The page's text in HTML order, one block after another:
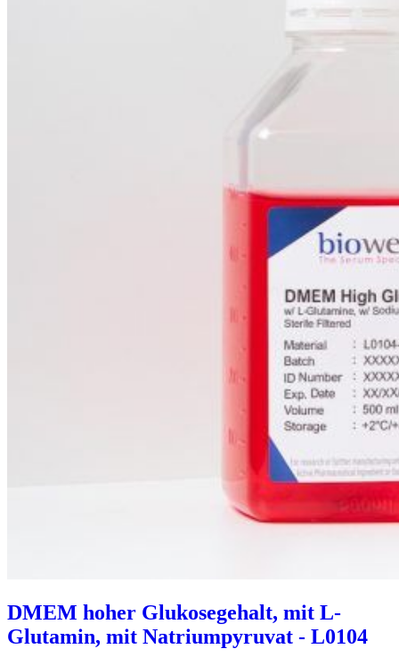
DMEM hoher Glukosegehalt, mit L-
Glutamin, mit Natriumpyruvat - L0104